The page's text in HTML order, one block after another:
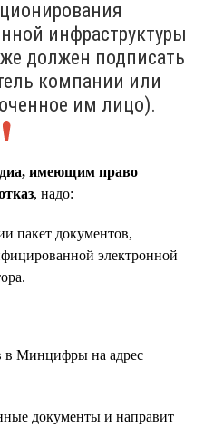
инфраструктуры
должен подписать
компании или
им лицо).
имеющим право
, надо:
пакет документов,
электронной
в Минцифры на адрес
документы и направит